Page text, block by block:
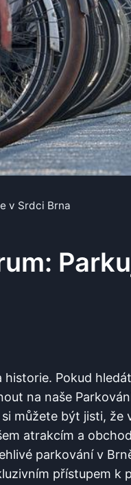
v Srdci Brna
Pokud​
⁣na naše
můžete být jisti, že⁢
⁢atrakcím a⁤
parkování v
přístupem k​